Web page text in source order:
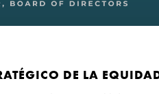
DE LA